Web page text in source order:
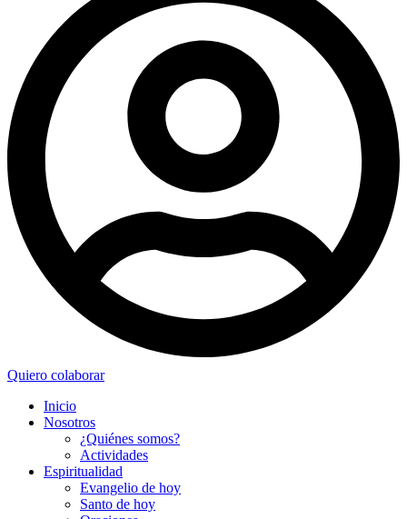
Quiero colaborar
Inicio
Nosotros
¿Quiénes somos?
Actividades
Espiritualidad
Evangelio de hoy
Santo de hoy